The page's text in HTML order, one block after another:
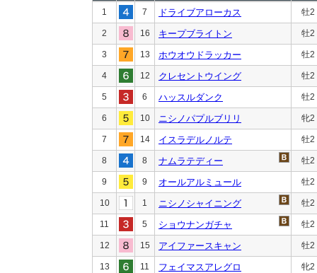
1 7 ドライブアローカス 牡2
2 16 キープブライトン 牡2
3 13 ホウオウドラッカー 牡2
4 12 クレセントウイング 牡2
5 6 ハッスルダンク 牡2
6 10 ニシノパプルブリリ 牝2
7 14 イスラデルノルテ 牡2
8 8 ナムラテディー 牡2
9 9 オールアルミュール 牡2
10 1 ニシノシャイニング 牡2
11 5 ショウナンガチャ 牡2
12 15 アイファースキャン 牡2
13 11 フェイマスアレグロ 牝2